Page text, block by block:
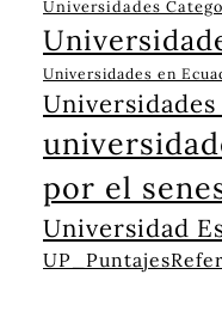
Universidades
Universidades en
por el
Universidad